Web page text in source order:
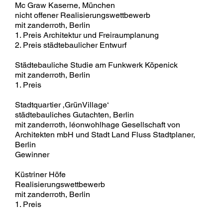
Mc Graw Kaserne, München
nicht offener Realisierungswettbewerb
mit zanderroth, Berlin
1. Preis Architektur und Freiraumplanung
2. Preis städtebaulicher Entwurf
Städtebauliche Studie am Funkwerk Köpenick
mit zanderroth, Berlin
1. Preis
Stadtquartier ‚GrünVillage‘
städtebauliches Gutachten, Berlin
mit zanderroth, léonwohlhage Gesellschaft von
Architekten mbH und Stadt Land Fluss Stadtplaner,
Berlin
Gewinner
Küstriner Höfe
Realisierungswettbewerb
mit zanderroth, Berlin
1. Preis